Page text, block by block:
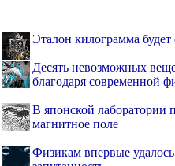
Эталон килограмма
Десять невозможных
благодаря современной
В японской лаборатории
магнитное поле
Физикам впервые